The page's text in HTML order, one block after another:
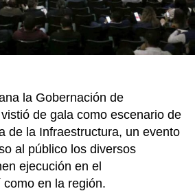
la Gobernación de
de gala como escenario de
de la Infraestructura, un evento
al público los diversos
ejecución en el
en la región.